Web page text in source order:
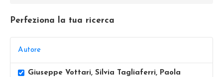
SPEDIZIONI
CONTATTI
Perfeziona la tua ricerca
Autore
Giuseppe Vottari, Silvia Tagliaferri, Paola